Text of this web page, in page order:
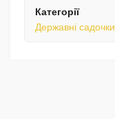
Категорії
Державні садочки